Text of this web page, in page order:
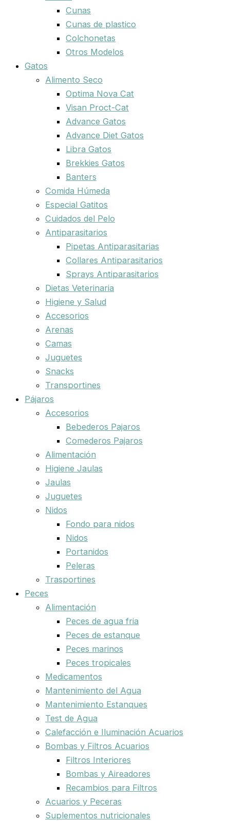
Cunas
Cunas de plastico
Colchonetas
Otros Modelos
Gatos
Alimento Seco
Optima Nova Cat
Visan Proct-Cat
Advance Gatos
Advance Diet Gatos
Libra Gatos
Brekkies Gatos
Banters
Comida Húmeda
Especial Gatitos
Cuidados del Pelo
Antiparasitarios
Pipetas Antiparasitarias
Collares Antiparasitarios
Sprays Antiparasitarios
Dietas Veterinaria
Higiene y Salud
Accesorios
Arenas
Camas
Juguetes
Snacks
Transportines
Pájaros
Accesorios
Bebederos Pajaros
Comederos Pajaros
Alimentación
Higiene Jaulas
Jaulas
Juguetes
Nidos
Fondo para nidos
Nidos
Portanidos
Peleras
Trasportines
Peces
Alimentación
Peces de agua fria
Peces de estanque
Peces marinos
Peces tropicales
Medicamentos
Mantenimiento del Agua
Mantenimiento Estanques
Test de Agua
Calefacción e Iluminación Acuarios
Bombas y Filtros Acuarios
Filtros Interiores
Bombas y Aireadores
Recambios para Filtros
Acuarios y Peceras
Suplementos nutricionales